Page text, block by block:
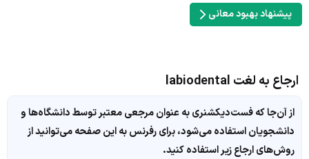
پیشنهاد بهبود معانی
ارجاع به لغت labiodental
از آن‌جا که فست‌دیکشنری به عنوان مرجعی معتبر توسط دانشگاه‌ها و
دانشجویان استفاده می‌شود، برای رفرنس به این صفحه می‌توانید از
روش‌های ارجاع زیر استفاده کنید.